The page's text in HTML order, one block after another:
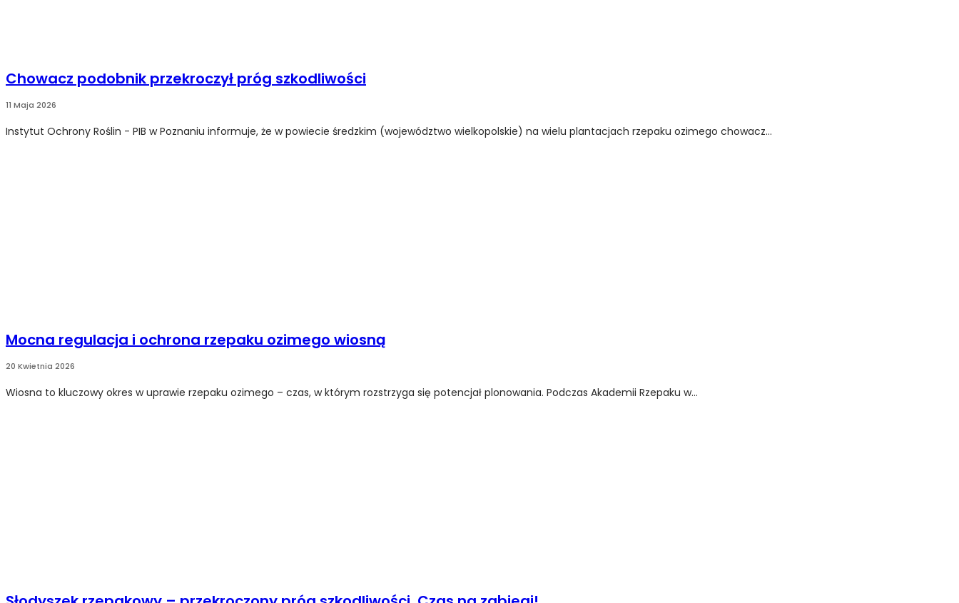
Chowacz podobnik przekroczył próg szkodliwości
11 Maja 2026
Instytut Ochrony Roślin - PIB w Poznaniu informuje, że w powiecie średzkim (województwo wielkopolskie) na wielu plantacjach rzepaku ozimego chowacz...
Mocna regulacja i ochrona rzepaku ozimego wiosną
20 Kwietnia 2026
Wiosna to kluczowy okres w uprawie rzepaku ozimego – czas, w którym rozstrzyga się potencjał plonowania. Podczas Akademii Rzepaku w...